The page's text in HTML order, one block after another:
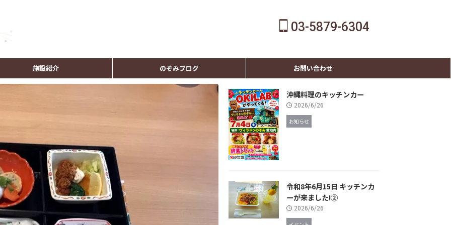
03-5879-6304
施設紹介 のぞみブログ お問い合わせ
沖縄料理のキッチンカー
2026/6/26
お知らせ
令和8年6月15日 キッチンカ
ーが来ました!②
2026/6/26